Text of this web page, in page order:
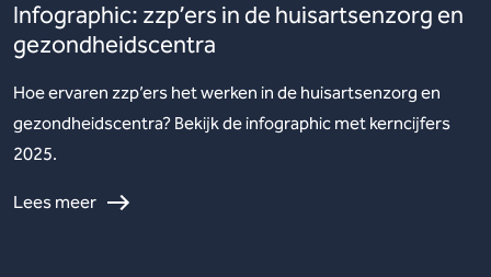
Infographic: zzp’ers in de huisartsenzorg en
gezondheidscentra
Hoe ervaren zzp’ers het werken in de huisartsenzorg en
gezondheidscentra? Bekijk de infographic met kerncijfers
2025.
Lees meer